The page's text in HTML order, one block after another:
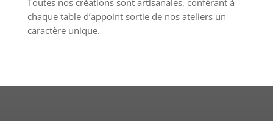
Toutes nos créations sont artisanales, conférant à
chaque table d’appoint sortie de nos ateliers un
caractère unique.